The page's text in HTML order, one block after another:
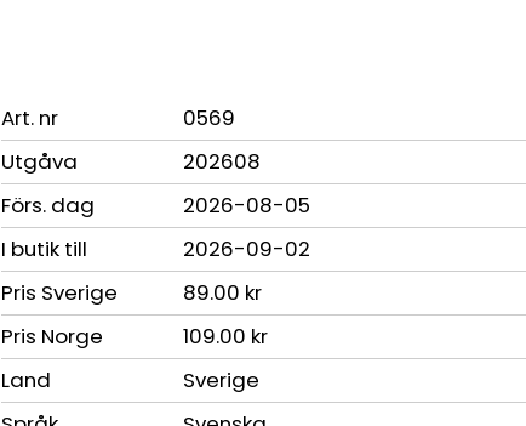
Art. nr
0569
Utgåva
202608
Förs. dag
2026-08-05
I butik till
2026-09-02
Pris Sverige
89.00 kr
Pris Norge
109.00 kr
Land
Sverige